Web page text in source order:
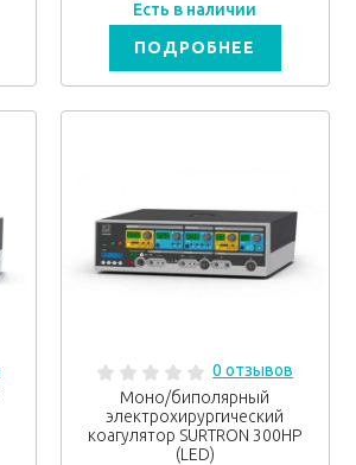
Есть в наличии
ПОДРОБНЕЕ
0 отзывов
Моно/биполярный
электрохирургический
коагулятор SURTRON 300HP
(LED)